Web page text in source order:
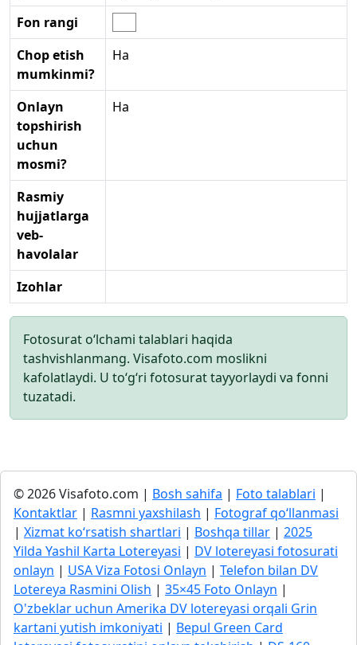
Fon rangi
Chop etish
mumkinmi?
Ha
Onlayn
topshirish
uchun
mosmi?
Ha
Rasmiy
hujjatlarga
veb-
havolalar
Izohlar
Fotosurat o‘lchami talablari haqida
tashvishlanmang. Visafoto.com moslikni
kafolatlaydi. U to‘g‘ri fotosurat tayyorlaydi va fonni
tuzatadi.
© 2026 Visafoto.com | Bosh sahifa | Foto talablari |
Kontaktlar | Rasmni yaxshilash | Fotograf qo‘llanmasi
| Xizmat ko‘rsatish shartlari | Boshqa tillar | 2025
Yilda Yashil Karta Lotereyasi | DV lotereyasi fotosurati
onlayn | USA Viza Fotosi Onlayn | Telefon bilan DV
Lotereya Rasmini Olish | 35×45 Foto Onlayn |
O'zbeklar uchun Amerika DV lotereyasi orqali Grin
kartani yutish imkoniyati | Bepul Green Card